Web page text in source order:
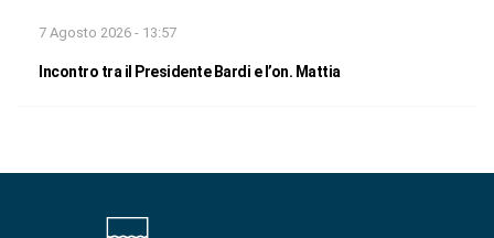
7 Agosto 2026 - 13:57
Incontro tra il Presidente Bardi e l’on. Mattia